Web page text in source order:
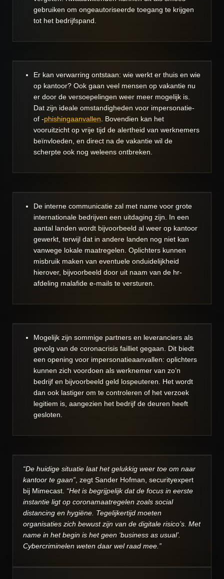
gebruiken om ongeautoriseerde toegang te krijgen
tot het bedrijfspand.
Er kan verwarring ontstaan: wie werkt er thuis en wie
op kantoor? Ook gaan veel mensen op vakantie nu
er door de versoepelingen weer meer mogelijk is.
Dat zijn ideale omstandigheden voor impersonatie-
of -phishingaanvallen. Bovendien kan het
vooruitzicht op vrije tijd de alertheid van werknemers
beïnvloeden, en direct na de vakantie wil de
scherpte ook nog weleens ontbreken.
De interne communicatie zal met name voor grote
internationale bedrijven een uitdaging zijn. In een
aantal landen wordt bijvoorbeeld al weer op kantoor
gewerkt, terwijl dat in andere landen nog niet kan
vanwege lokale maatregelen. Oplichters kunnen
misbruik maken van eventuele onduidelijkheid
hierover, bijvoorbeeld door uit naam van de hr-
afdeling malafide e-mails te versturen.
Mogelijk zijn sommige partners en leveranciers als
gevolg van de coronacrisis failliet gegaan. Dit biedt
een opening voor impersonatieaanvallen: oplichters
kunnen zich voordoen als werknemer van zo’n
bedrijf en bijvoorbeeld geld lospeuteren. Het wordt
dan ook lastiger om te controleren of het verzoek
legitiem is, aangezien het bedrijf de deuren heeft
gesloten.
“De huidige situatie laat het gelukkig weer toe om naar
kantoor te gaan”, zegt Sander Hofman, securityexpert
bij Mimecast. “Het is begrijpelijk dat de focus in eerste
instantie ligt op coronamaatregelen zoals social
distancing en hygiëne. Tegelijkertijd moeten
organisaties zich bewust zijn van de digitale risico’s. Met
name in het begin is het geen ‘business as usual’.
Cybercriminelen weten daar wel raad mee.”